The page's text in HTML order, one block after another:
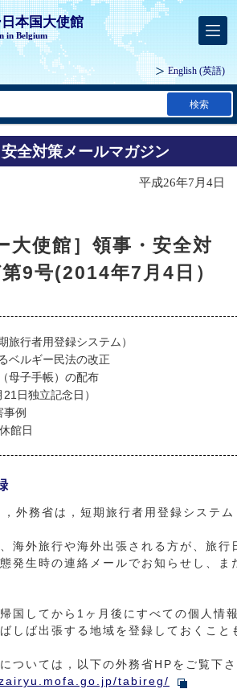
本国大使館
in Belgium
English (英語)
検索
全対策メールマガジン
平成26年7月4日
大使館］領事・安全対
9号(2014年7月4日）
旅行者用登録システム）
ベルギー民法の改正
母子手帳）の配布
日独立記念日）
例
館日
外務省は，短期旅行者用登録システ
、海外旅行や海外出張される方が、旅
発生時の連絡メールでお知らせし、
国してから1ヶ月後にすべての個人
しば出張する地域を登録しておくこと
ついては，以下の外務省HPをご覧下
tabireg/